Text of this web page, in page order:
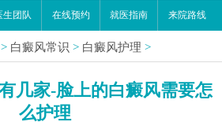
生团队 在线预约 就医指南 来院路线
> 白癜风常识 > 白癜风护理 >
几家-脸上的白癜风需要怎
么护理